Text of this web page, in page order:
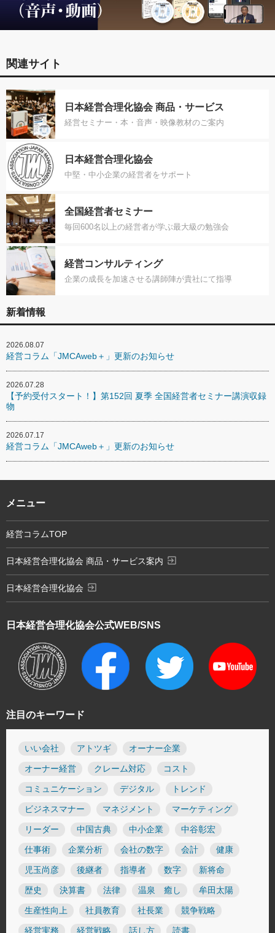
関連サイト
日本経営合理化協会 商品・サービス
経営セミナー・本・音声・映像教材のご案内
日本経営合理化協会
中堅・中小企業の経営者をサポート
全国経営者セミナー
毎回600名以上の経営者が学ぶ最大級の勉強会
経営コンサルティング
企業の成長を加速させる講師陣が貴社にて指導
新着情報
2026.08.07
経営コラム「JMCAweb＋」更新のお知らせ
2026.07.28
【予約受付スタート！】第152回 夏季 全国経営者セミナー講演収録
物
2026.07.17
経営コラム「JMCAweb＋」更新のお知らせ
注目のキーワード
いい会社 アトツギ オーナー企業
オーナー経営 クレーム対応 コスト
コミュニケーション デジタル トレンド
ビジネスマナー マネジメント マーケティング
リーダー 中国古典 中小企業 中谷彰宏
仕事術 企業分析 会社の数字 会計 健康
児玉尚彦 後継者 指導者 数字 新将命
歴史 決算書 法律 温泉 癒し 牟田太陽
生産性向上 社員教育 社長業 競争戦略
経営実務 経営戦略 話し方 読書
日本経営合理化協会公式WEB/SNS
メニュー
経営コラムTOP
日本経営合理化協会 商品・サービス案内 exit_to_app
日本経営合理化協会 exit_to_app